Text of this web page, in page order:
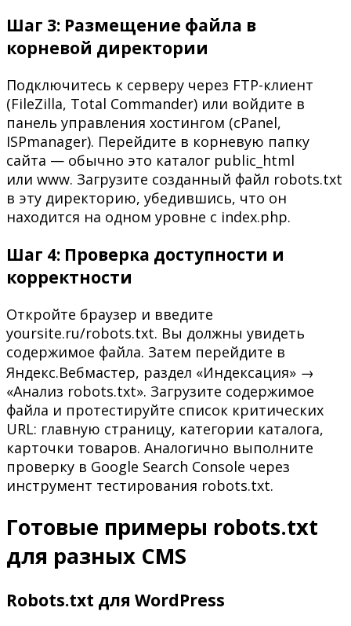
Шаг 3: Размещение файла в
корневой директории
Подключитесь к серверу через FTP-клиент
(FileZilla, Total Commander) или войдите в
панель управления хостингом (cPanel,
ISPmanager). Перейдите в корневую папку
сайта — обычно это каталог public_html
или www. Загрузите созданный файл robots.txt
в эту директорию, убедившись, что он
находится на одном уровне с index.php.
Шаг 4: Проверка доступности и
корректности
Откройте браузер и введите
yoursite.ru/robots.txt. Вы должны увидеть
содержимое файла. Затем перейдите в
Яндекс.Вебмастер, раздел «Индексация» →
«Анализ robots.txt». Загрузите содержимое
файла и протестируйте список критических
URL: главную страницу, категории каталога,
карточки товаров. Аналогично выполните
проверку в Google Search Console через
инструмент тестирования robots.txt.
Готовые примеры robots.txt
для разных CMS
Robots.txt для WordPress